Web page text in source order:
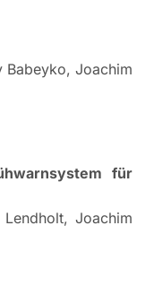
Babeyko, Joachim
für
Joachim